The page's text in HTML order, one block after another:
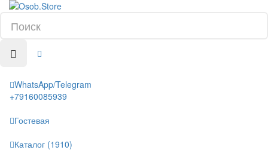
WhatsApp/Telegram
+79160085939
Гостевая
Каталог (1910)